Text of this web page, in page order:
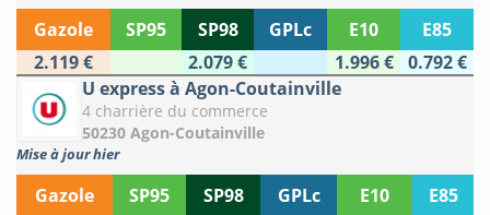
Gazole SP95 SP98 GPLc E10
E85
2.119 €
2.079 € 1.996 €
0.792 €
U express à Agon-Coutainville
4 charrière du commerce
50230 Agon-Coutainville
Mise à jour hier
Gazole SP95 SP98 GPLc E10
E85